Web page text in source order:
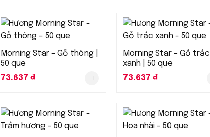
Morning Star – Gỗ thông |
50 que
73.637 ₫
Morning Star – Gỗ trắc
xanh | 50 que
73.637 ₫